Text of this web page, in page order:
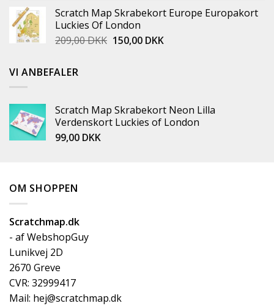
Scratch Map Skrabekort Europe Europakort
Luckies Of London
209,00DKK 150,00 DKK
VI ANBEFALER
Scratch Map Skrabekort Neon Lilla
Verdenskort Luckies of London
99,00 DKK
OM SHOPPEN
Scratchmap.dk
- af WebshopGuy
Lunikvej 2D
2670 Greve
CVR: 32999417
Mail: hej@scratchmap.dk